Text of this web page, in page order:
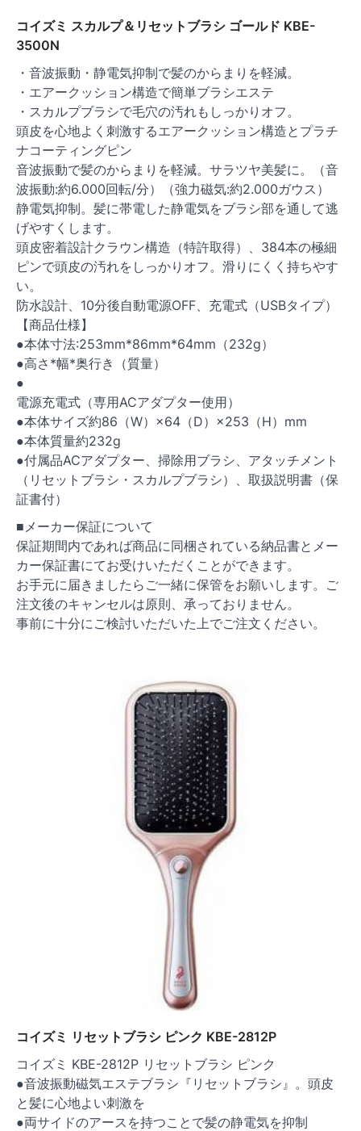
コイズミ スカルプ＆リセットブラシ ゴールド KBE-
3500N
・音波振動・静電気抑制で髪のからまりを軽減。
・エアークッション構造で簡単ブラシエステ
・スカルプブラシで毛穴の汚れもしっかりオフ。
頭皮を心地よく刺激するエアークッション構造とプラチ
ナコーティングピン
音波振動で髪のからまりを軽減。サラツヤ美髪に。（音
波振動:約6.000回転/分）（強力磁気:約2.000ガウス）
静電気抑制。髪に帯電した静電気をブラシ部を通して逃
げやすくします。
頭皮密着設計クラウン構造（特許取得）、384本の極細
ピンで頭皮の汚れをしっかりオフ。滑りにくく持ちやす
い。
防水設計、10分後自動電源OFF、充電式（USBタイプ）
【商品仕様】
●本体寸法:253mm*86mm*64mm（232g）
●高さ*幅*奥行き（質量）
●
電源充電式（専用ACアダプター使用）
●本体サイズ約86（W）×64（D）×253（H）mm
●本体質量約232g
●付属品ACアダプター、掃除用ブラシ、アタッチメント
（リセットブラシ・スカルプブラシ）、取扱説明書（保
証書付）
■メーカー保証について
保証期間内であれば商品に同梱されている納品書とメー
カー保証書にてお受けいただくことができます。
お手元に届きましたらご一緒に保管をお願いします。ご
注文後のキャンセルは原則、承っておりません。
事前に十分にご検討いただいた上でご注文ください。
コイズミ リセットブラシ ピンク KBE-2812P
コイズミ KBE-2812P リセットブラシ ピンク
●音波振動磁気エステブラシ『リセットブラシ』。頭皮
と髪に心地よい刺激を
●両サイドのアースを持つことで髪の静電気を抑制